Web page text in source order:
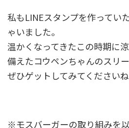
私もLINEスタンプを作ってい
ゃいました。
温かくなってきたこの時期に
備えたコウペンちゃんのスリ
ぜひゲットしてみてくださいね
※モスバーガーの取り組みを以